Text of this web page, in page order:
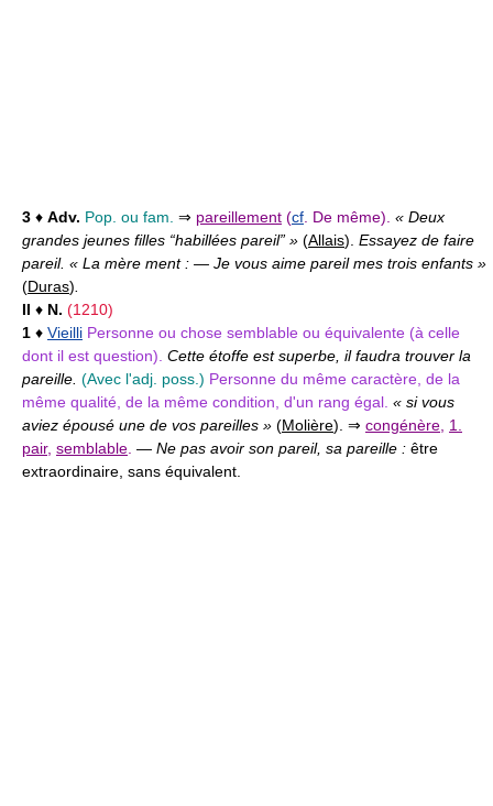
3 ♦ Adv. Pop. ou fam. ⇒ pareillement (cf . De même). « Deux
grandes jeunes filles “habillées pareil” » (Allais). Essayez de faire
pareil. « La mère ment : — Je vous aime pareil mes trois enfants »
(Duras)
II ♦ N. (1210)
1 ♦ Vieilli Personne ou chose semblable ou équivalente (à celle
dont il est question). Cette étoffe est superbe, il faudra trouver la
pareille. (Avec l'adj. poss.) Personne du même caractère, de la
même qualité, de la même condition, d'un rang égal. « si vous
aviez épousé une de vos pareilles » (Molière). ⇒ congénère 1.
pair, semblable — Ne pas avoir son pareil, sa pareille : être
extraordinaire, sans équivalent.